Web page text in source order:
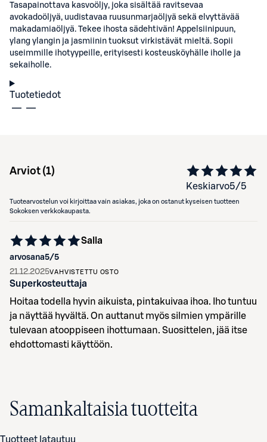
Tasapainottava kasvoöljy, joka sisältää ravitsevaa
avokadoöljyä, uudistavaa ruusunmarjaöljyä sekä elvyttävää
makadamiaöljyä. Tekee ihosta sädehtivän! Appelsiinipuun,
ylang ylangin ja jasmiinin tuoksut virkistävät mieltä. Sopii
useimmille ihotyypeille, erityisesti kosteusköyhälle iholle ja
sekaiholle.
Tuotetiedot
Arviot (1)
Keskiarvo5/5
Tuotearvostelun voi kirjoittaa vain asiakas, joka on ostanut kyseisen tuotteen
Sokoksen verkkokaupasta.
arvosana5/5
Salla
21.12.2025VAHVISTETTU OSTO
Superkosteuttaja
Hoitaa todella hyvin aikuista, pintakuivaa ihoa. Iho tuntuu
ja näyttää hyvältä. On auttanut myös silmien ympärille
tulevaan atooppiseen ihottumaan. Suosittelen, jää itse
ehdottomasti käyttöön.
Samankaltaisia tuotteita
Tuotteet latautuu